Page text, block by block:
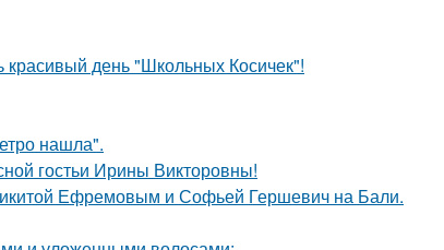
день "Школьных Косичек"!
нашла".
гостьи Ирины Викторовны!
Ефремовым и Софьей Гершевич на Бали.